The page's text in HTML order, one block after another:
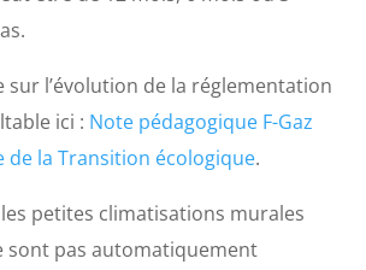
sur l’évolution de la réglementation
ici : Note pédagogique F-Gaz
de la Transition écologique.
petites climatisations murales
sont pas automatiquement